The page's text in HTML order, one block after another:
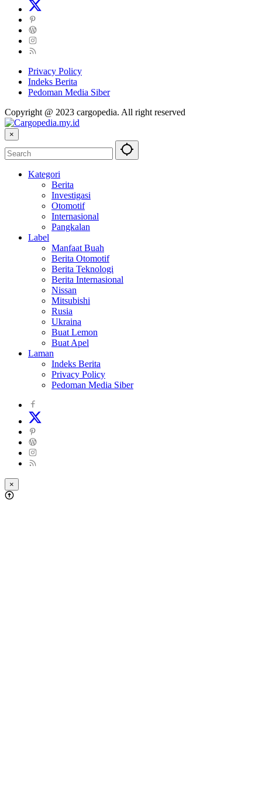
Privacy Policy
Indeks Berita
Pedoman Media Siber
Copyright @ 2023 cargopedia. All right reserved
×
Kategori
Berita
Investigasi
Otomotif
Internasional
Pangkalan
Label
Manfaat Buah
Berita Otomotif
Berita Teknologi
Berita Internasional
Nissan
Mitsubishi
Rusia
Ukraina
Buat Lemon
Buat Apel
Laman
Indeks Berita
Privacy Policy
Pedoman Media Siber
×